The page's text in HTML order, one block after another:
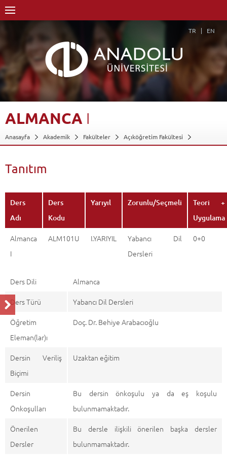
TR EN
ALMANCA I
Anasayfa Akademik Fakülteler
Açıköğretim Fakültesi
Tanıtım
Ders
Adı
Ders
Kodu
Yarıyıl Zorunlu/Seçmeli
Teori +
Uygulama
Almanca
I
ALM101U I.YARIYIL
Yabancı Dil
Dersleri
0+0
Ders Dili
Almanca
Ders Türü
Yabancı Dil Dersleri
Öğretim
Eleman(lar)ı
Doç. Dr. Behiye Arabacıoğlu
Dersin Veriliş
Biçimi
Uzaktan eğitim
Dersin
Önkoşulları
Bu dersin önkoşulu ya da eş koşulu
bulunmamaktadır.
Önerilen
Dersler
Bu dersle ilişkili önerilen başka dersler
bulunmamaktadır.